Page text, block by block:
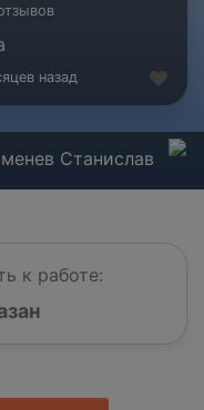
назад
Станислав
к работе: